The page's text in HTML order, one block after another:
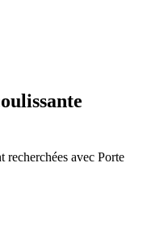
recherchées avec Porte